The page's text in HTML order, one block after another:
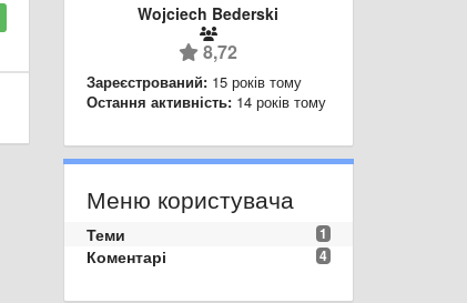
Wojciech Bederski
8,72
Зареєстрований: 15 років тому
Остання активність: 14 років тому
Меню користувача
1
Теми
4
Коментарі